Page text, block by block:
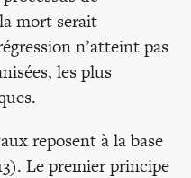
mort serait
n’atteint pas
les plus
reposent à la base
Le premier principe